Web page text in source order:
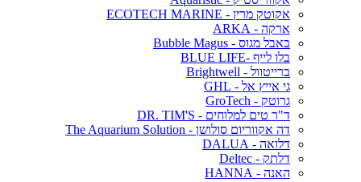
אקוטק מרין - ECOTECH MARINE
ארקה - ARKA
באבל מגוס - Bubble Magus
בלו לייף -BLUE LIFE
ברייטוול - Brightwell
גי אייץ אל - GHL
גרוטק - GroTech
ד"ר טים למלוחים - DR. TIM'S
דה אקווריום סולושן - The Aquarium Solution
דלואה - DALUA
דלתק - Deltec
האנה - HANNA